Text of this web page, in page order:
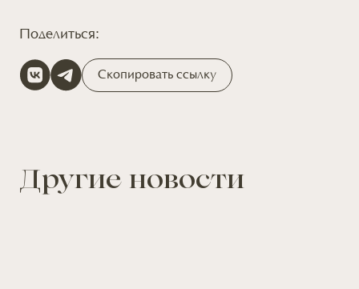
Поделиться:
Скопировать ссылку
Другие новости